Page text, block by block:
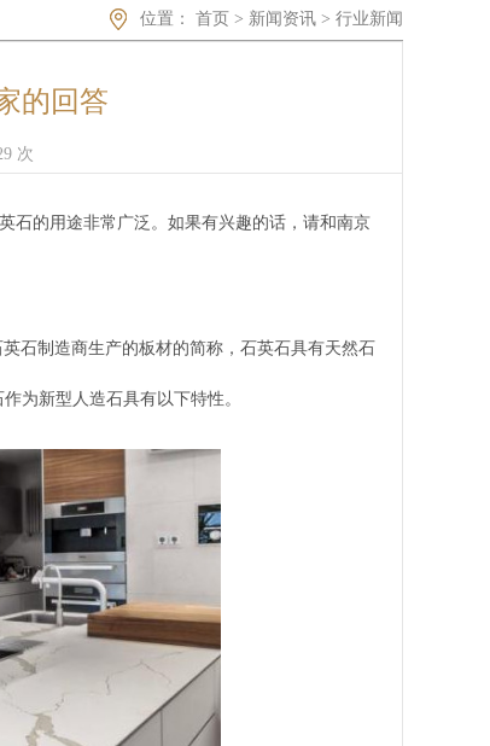
位置： 首页 > 新闻资讯 > 行业新闻
的回答
次
石的用途非常广泛。如果有兴趣的话，请和南京
石制造商生产的板材的简称，石英石具有天然石
为新型人造石具有以下特性。